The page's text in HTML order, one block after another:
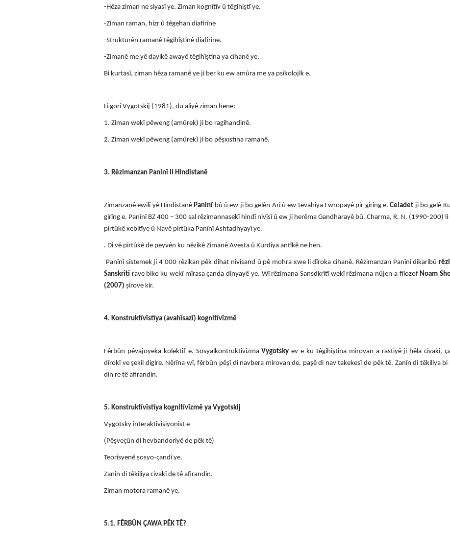
-Hêza ziman ne siyasî ye. Ziman kognîtîv û têgihiştî ye.
-Ziman raman, hizr û têgehan diafirîne
-Strukturên ramanê têgihîştinê diafirîne.
-Zimanê me yê dayikê awayê têgihîştina ya cîhanê ye.
Bi kurtasî, ziman hêza ramanê ye ji ber ku ew amûra me ya psîkolojîk e.
Li gorî Vygotskij (1981), du aliyê ziman hene:
1. Ziman wekî pêweng (amûrek) ji bo ragihandinê.
2. Ziman wekî pêweng (amûrek) ji bo pêşxıstına ramanê.
3. Rêzimanzan Paninî li Hindistanê
Zimanzanê ewilî yê Hindistanê Paninî bû û ew ji bo gelên Arî û ew tevahiya Ewropayê pir girîng e.Celadet ji bo gelê
girîng e. Panînî BZ 400 – 300 sal rêzimannasekî hindî nivîsî û ew ji herêma Gandharayê bû. Charma, R. N. (1990-200) li
pirtûkê xebitîye û Navê pirtûka Panînî Ashtadhyayî ye.
. Di vê pirtûkê de peyvên ku nêzikê Zimanê Avesta û Kurdîya antîkê ne hen.
Panînî sîstemek ji 4 000 rêzikan pêk dihat nivîsand û pê mohra xwe li dîroka cîhanê. Rêzimanzan Panînî dikaribû
Sanskrîtî rave bike ku wekî mîrasa çanda dinyayê ye. Wî rêzimana Sansdkrîtî wekî rêzimana nûjen a fîlozof Noam
(2007) şirove kir.
4. Konstruktîvîstîya (avahîsazî) kognitîvîzmê
Fêrbûn pêvajoyeka kolektîf e. SosyalkontruktîvîzmaVygotsky ev e ku têgihiştina mirovan a rastiyê ji hêla civakî,
dîrokî ve şekil digire. Nêrîna wî, fêrbûn pêşî di navbera mirovan de, paşê di nav takekesî de pêk tê. Zanîn di têkiliya bi
din re tê afirandin.
5. Konstruktîvîstîya kognitîvîzmê ya Vygotskij
Vygotsky interaktîvîsiyonîst e
(Pêşveçûn di hevbandoriyê de pêk tê)
Teorîsyenê sosyo-çandî ye.
Zanîn di têkiliya civakî de tê afirandin.
Ziman motora ramanê ye.
5.1. FÊRBÛN ÇAWA PÊK TÊ?